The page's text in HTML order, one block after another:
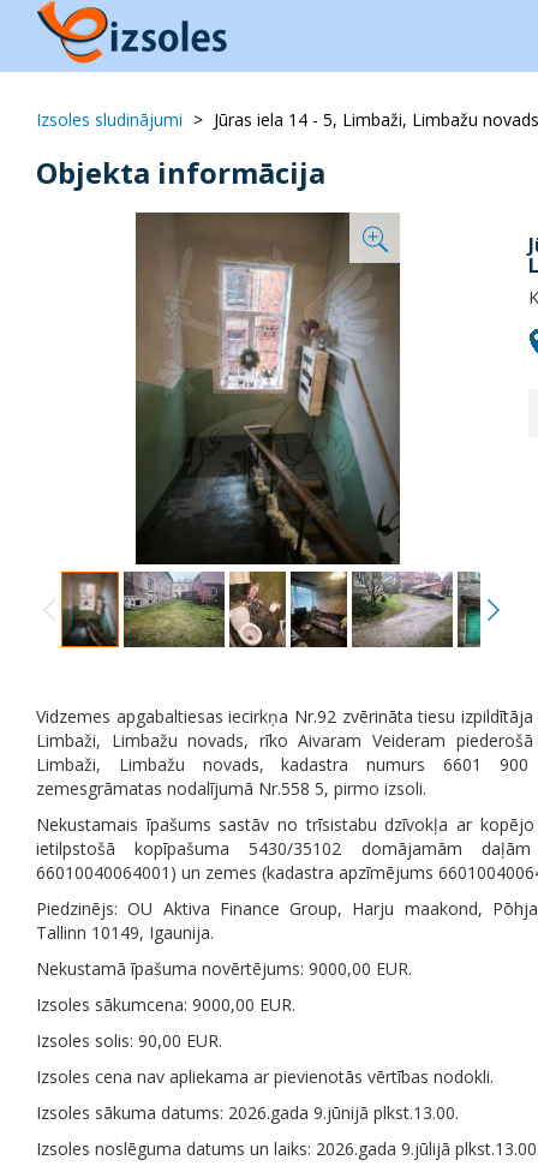
Izsoles sludinājumi Jūras iela 14 - 5, Limbaži, Limbažu novads
Objekta informācija
Vidzemes apgabaltiesas iecirkņa Nr.92 zvērināta tiesu
Limbaži, Limbažu novads, rīko Aivaram Veideram
Limbaži, Limbažu novads, kadastra numurs 6601
zemesgrāmatas nodalījumā Nr.558 5, pirmo izsoli.
Nekustamais īpašums sastāv no trīsistabu dzīvokļa ar
ietilpstošā kopīpašuma 5430/35102 domājamām
66010040064001) un zemes (kadastra apzīmējums
Piedzinējs: OU Aktiva Finance Group, Harju maakond, P
Tallinn 10149, Igaunija.
Nekustamā īpašuma novērtējums: 9000,00 EUR.
Izsoles sākumcena: 9000,00 EUR.
Izsoles solis: 90,00 EUR.
Izsoles cena nav apliekama ar pievienotās vērtības nodokli.
Izsoles sākuma datums: 2026.gada 9.jūnijā plkst.13.00.
Izsoles noslēguma datums un laiks: 2026.gada 9.jūlijā